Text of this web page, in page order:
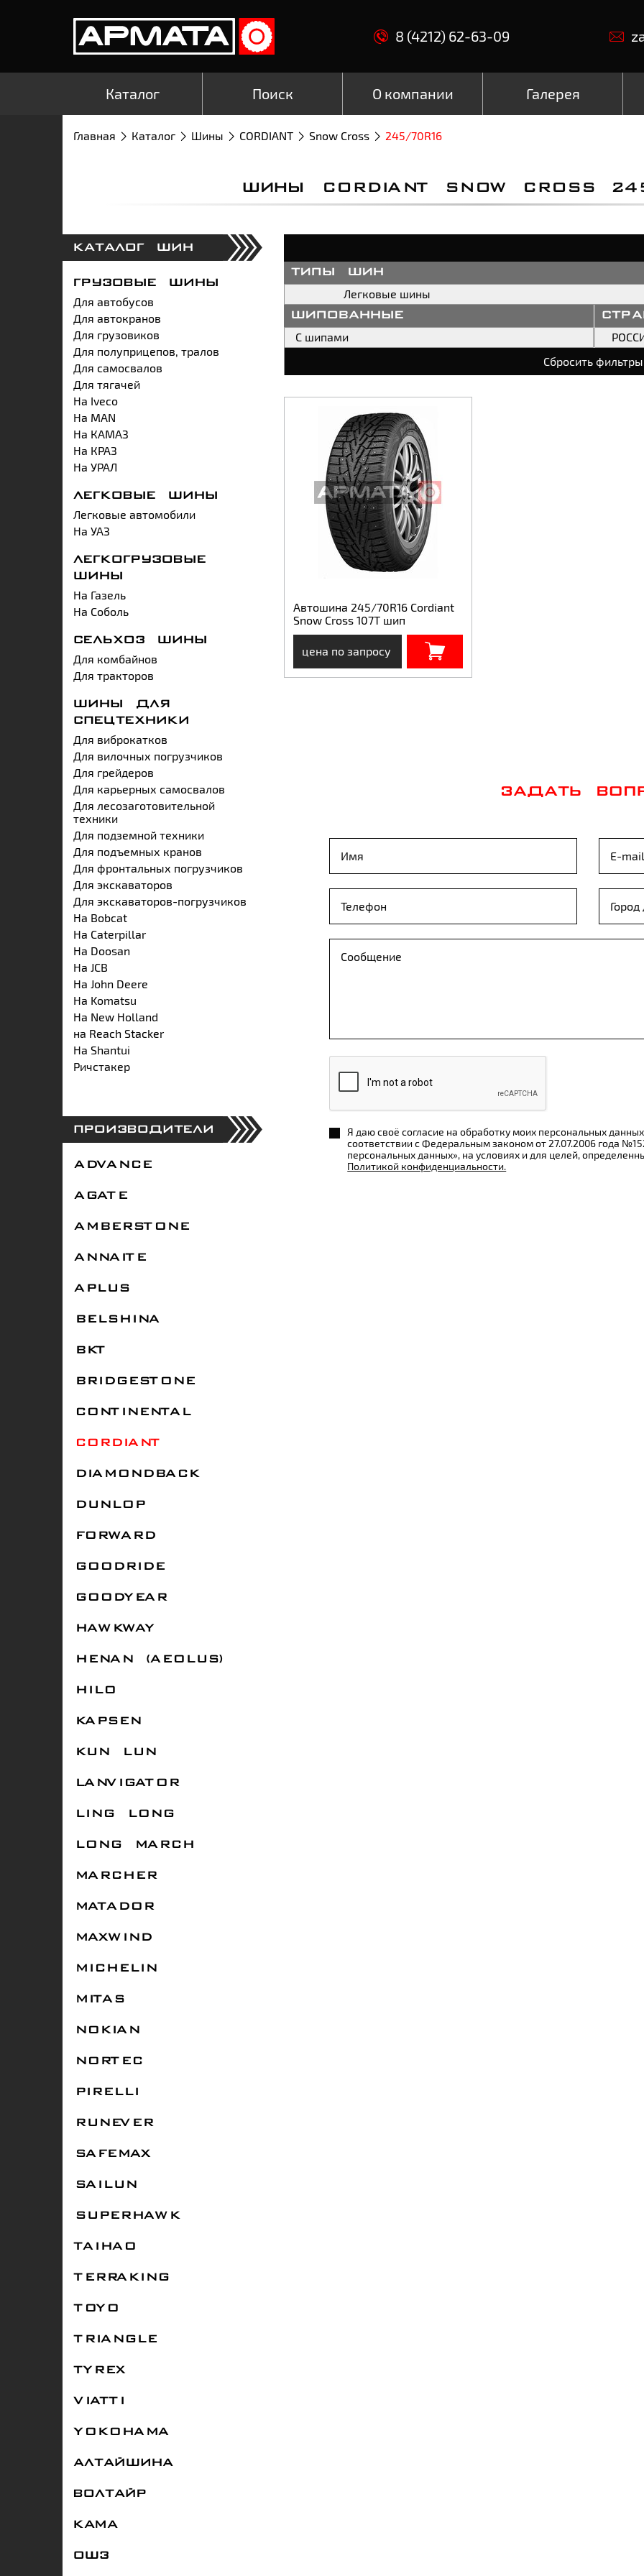
8 (4212) 62-63-09
Каталог Поиск О компании Галерея
Главная Каталог Шины CORDIANT Snow Cross 245/70R16
ШИНЫ CORDIANT SNOW CROSS
КАТАЛОГ ШИН
ГРУЗОВЫЕ ШИНЫ
Для автобусов
Для автокранов
Для грузовиков
Для полуприцепов, тралов
Для самосвалов
Для тягачей
На Iveco
На MAN
На КАМАЗ
На КРАЗ
На УРАЛ
ЛЕГКОВЫЕ ШИНЫ
Легковые автомобили
На УАЗ
ЛЕГКОГРУЗОВЫЕ
ШИНЫ
На Газель
На Соболь
СЕЛЬХОЗ ШИНЫ
Для комбайнов
Для тракторов
ШИНЫ ДЛЯ
СПЕЦТЕХНИКИ
Для виброкатков
Для вилочных погрузчиков
Для грейдеров
Для карьерных самосвалов
Для лесозаготовительной
техники
Для подземной техники
Для подъемных кранов
Для фронтальных погрузчиков
Для экскаваторов
Для экскаваторов-погрузчиков
На Bobcat
На Caterpillar
На Doosan
На JCB
На John Deere
На Komatsu
На New Holland
на Reach Stacker
На Shantui
Ричстакер
ПРОИЗВОДИТЕЛИ
ADVANCE
AGATE
AMBERSTONE
ANNAITE
APLUS
BELSHINA
BKT
BRIDGESTONE
CONTINENTAL
CORDIANT
DIAMONDBACK
DUNLOP
FORWARD
GOODRIDE
GOODYEAR
HAWKWAY
HENAN (AEOLUS)
HILO
KAPSEN
KUN LUN
LANVIGATOR
LING LONG
LONG MARCH
MARCHER
MATADOR
MAXWIND
MICHELIN
MITAS
NOKIAN
NORTEC
PIRELLI
RUNEVER
SAFEMAX
SAILUN
SUPERHAWK
TAIHAO
TERRAKING
TOYO
TRIANGLE
TYREX
VIATTI
YOKOHAMA
АЛТАЙШИНА
ВОЛТАЙР
КАМА
ОШЗ
типы шин
Легковые шины
шипованные
С шипами
Сбросить фильтры
Автошина 245/70R16 Cordiant
Snow Cross 107T шип
цена по запросу
ЗАДАТЬ
Я даю своё согласие на обработку моих персональных
соответствии с Федеральным законом от 27.07.2006 года
персональных данных», на условиях и для целей,
Политикой конфиденциальности.